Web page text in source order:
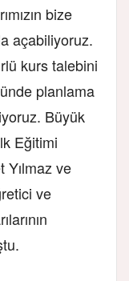
bize
açabiliyoruz.
kurs talebini
planlama
Büyük
Eğitimi
Yılmaz ve
ve